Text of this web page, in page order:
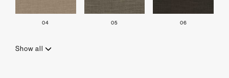
04 05 06
Show all